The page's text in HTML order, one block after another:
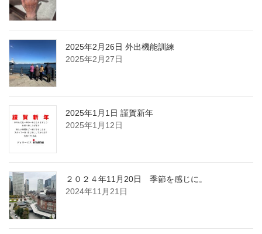
2025年2月26日 外出機能訓練
2025年2月27日
2025年1月1日 謹賀新年
2025年1月12日
２０２４年11月20日 季節を感じに。
2024年11月21日